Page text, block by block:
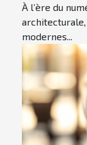
À l’ère du
modernes...